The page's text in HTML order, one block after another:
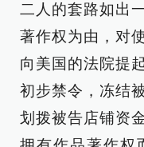
二人的套路如出
著作权为由，对
向美国的法院提
初步禁令，冻结
划拨被告店铺资